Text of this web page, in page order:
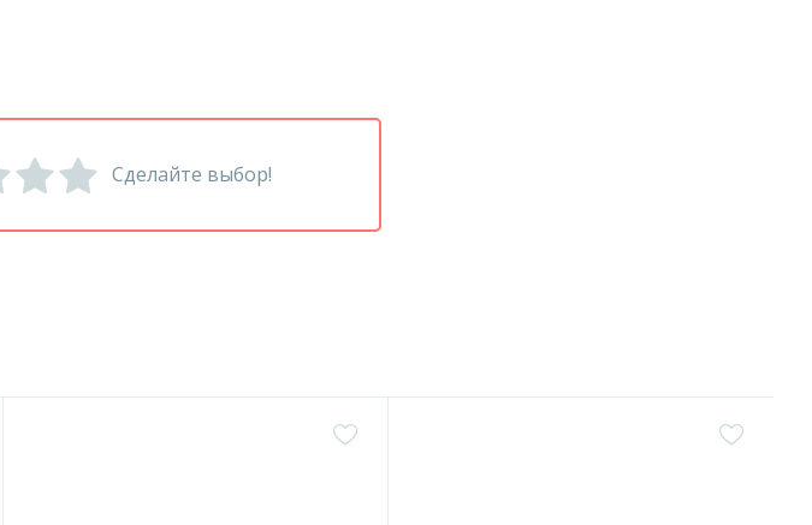
Сделайте выбор!